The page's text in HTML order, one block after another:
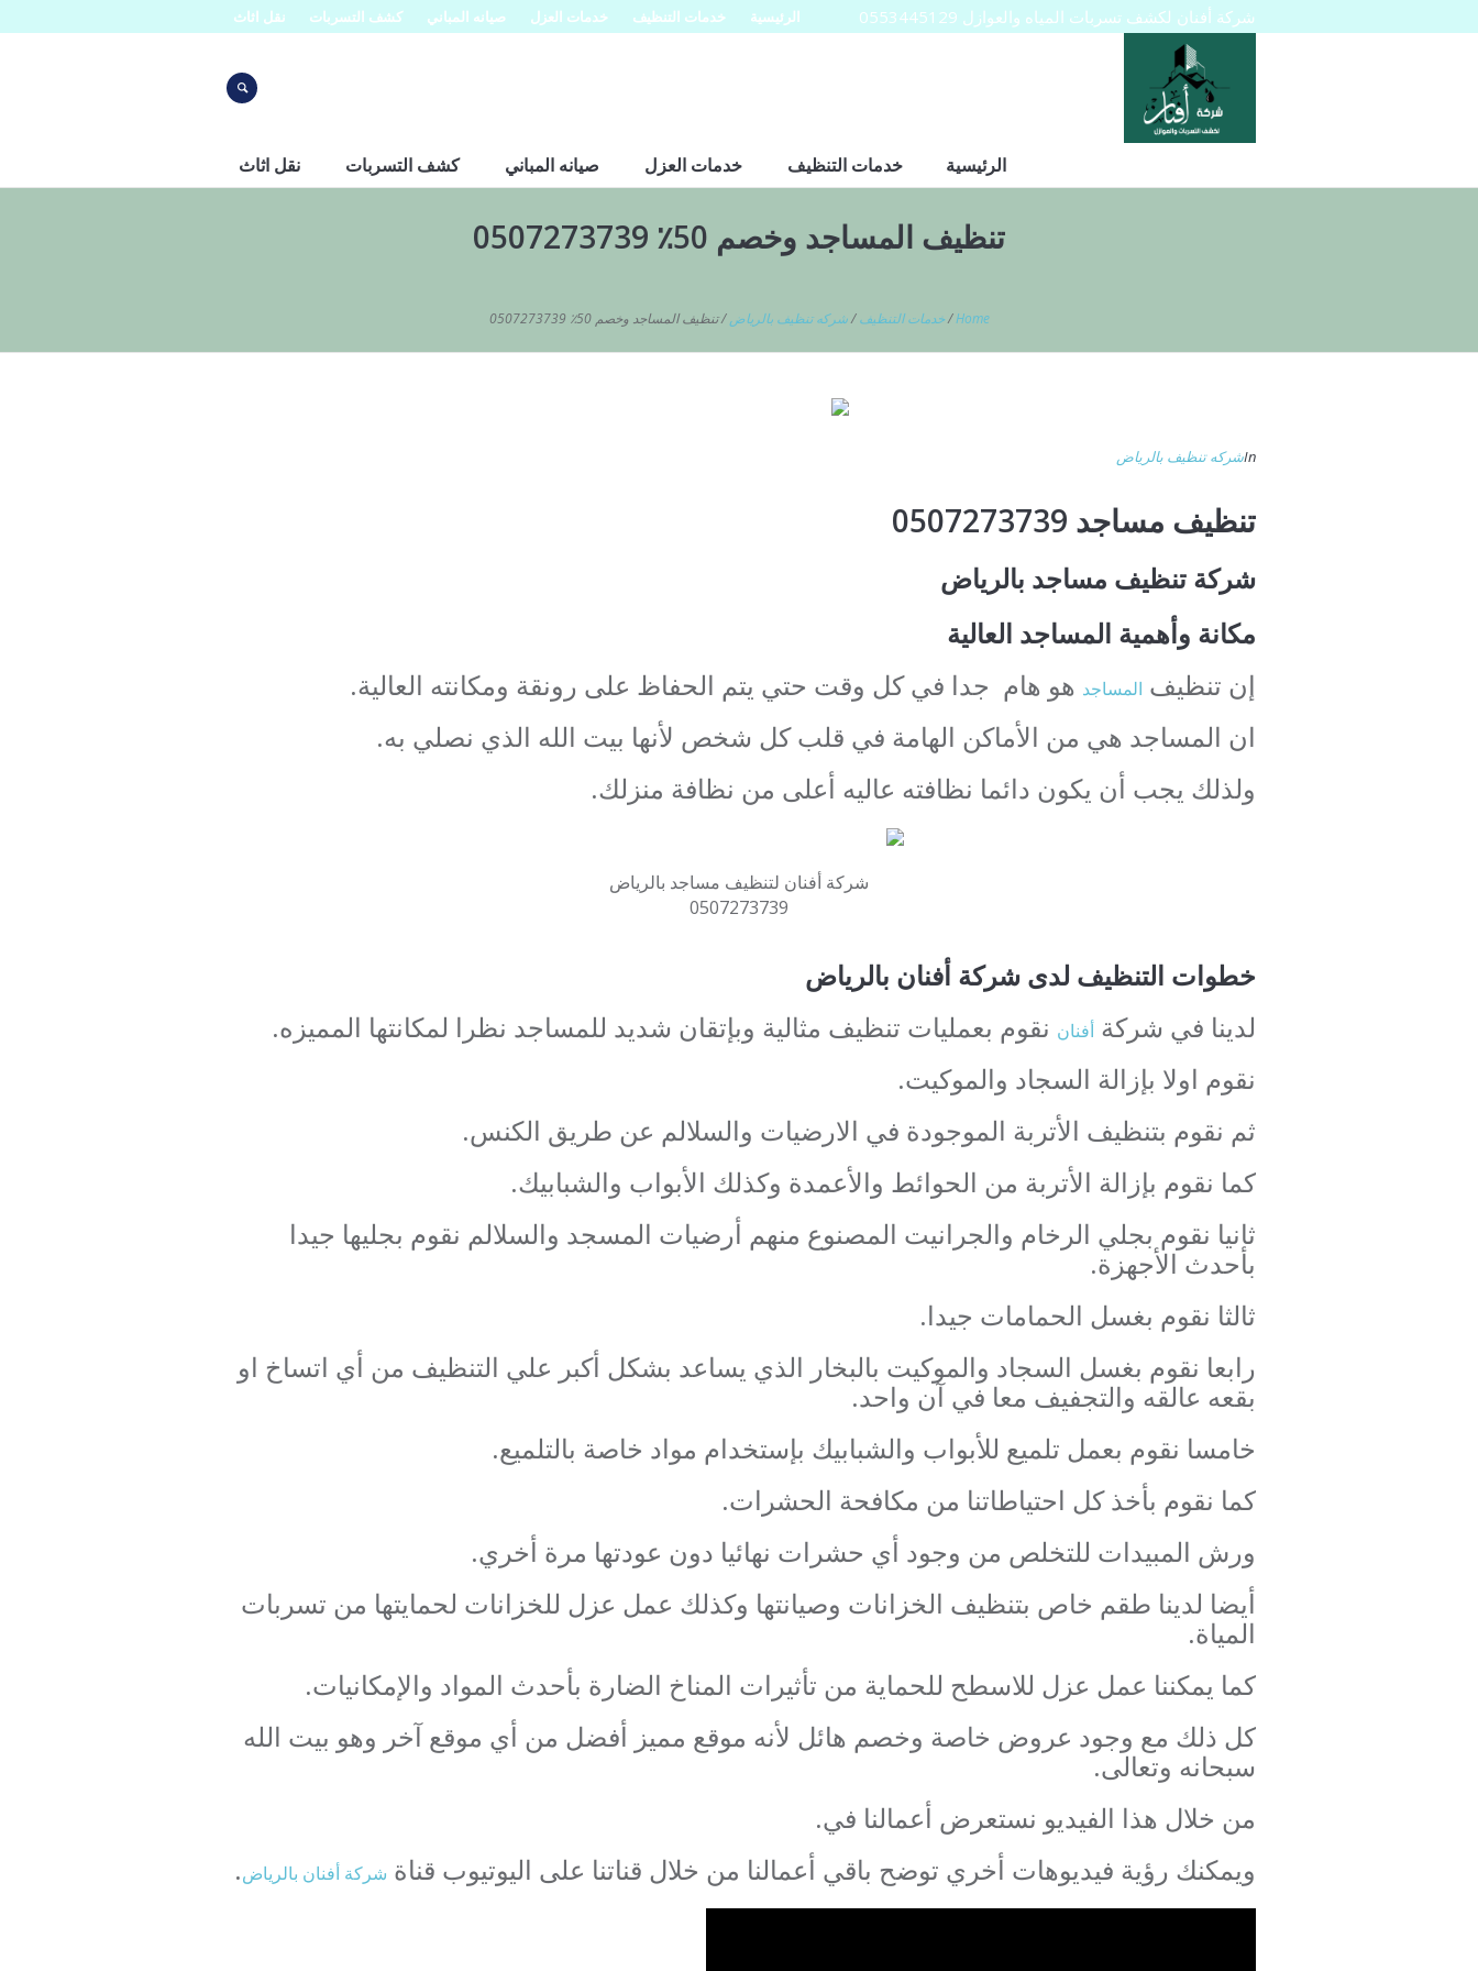
الرئيسية خدمات التنظيف خدمات العزل صيانه المباني كشف التسربات نقل اثاث شركة أفنان لكشف تسربات المياه والعوازل 0553445129
الرئيسية خدمات التنظيف خدمات العزل صيانه المباني كشف التسربات نقل اثاث
تنظيف المساجد وخصم 50٪ 0507273739
Home
/خدمات التنظيف /شركه تنظيف بالرياض /تنظيف المساجد وخصم 50٪ 0507273739
Inشركه تنظيف بالرياض
تنظيف مساجد 0507273739
شركة تنظيف مساجد بالرياض
مكانة وأهمية المساجد العالية
إن تنظيف المساجد هو هام جدا في كل وقت حتي يتم الحفاظ على رونقة ومكانته العالية.
ان المساجد هي من الأماكن الهامة في قلب كل شخص لأنها بيت الله الذي نصلي به.
ولذلك يجب أن يكون دائما نظافته عاليه أعلى من نظافة منزلك.
شركة أفنان لتنظيف مساجد بالرياض
0507273739
خطوات التنظيف لدى شركة أفنان بالرياض
لدينا في شركة أفنان نقوم بعمليات تنظيف مثالية وبإتقان شديد للمساجد نظرا لمكانتها المميزه.
نقوم اولا بإزالة السجاد والموكيت.
ثم نقوم بتنظيف الأتربة الموجودة في الارضيات والسلالم عن طريق الكنس.
كما نقوم بإزالة الأتربة من الحوائط والأعمدة وكذلك الأبواب والشبابيك.
ثانيا نقوم بجلي الرخام والجرانيت المصنوع منهم أرضيات المسجد والسلالم نقوم بجليها جيدا
بأحدث الأجهزة.
ثالثا نقوم بغسل الحمامات جيدا.
رابعا نقوم بغسل السجاد والموكيت بالبخار الذي يساعد بشكل أكبر علي التنظيف من أي اتساخ او
بقعه عالقه والتجفيف معا في آن واحد.
خامسا نقوم بعمل تلميع للأبواب والشبابيك بإستخدام مواد خاصة بالتلميع.
كما نقوم بأخذ كل احتياطاتنا من مكافحة الحشرات.
ورش المبيدات للتخلص من وجود أي حشرات نهائيا دون عودتها مرة أخري.
أيضا لدينا طقم خاص بتنظيف الخزانات وصيانتها وكذلك عمل عزل للخزانات لحمايتها من تسربات
المياة.
كما يمكننا عمل عزل للاسطح للحماية من تأثيرات المناخ الضارة بأحدث المواد والإمكانيات.
كل ذلك مع وجود عروض خاصة وخصم هائل لأنه موقع مميز أفضل من أي موقع آخر وهو بيت الله
سبحانه وتعالى.
من خلال هذا الفيديو نستعرض أعمالنا في.
ويمكنك رؤية فيديوهات أخري توضح باقي أعمالنا من خلال قناتنا على اليوتيوب قناة شركة أفنان بالرياض.